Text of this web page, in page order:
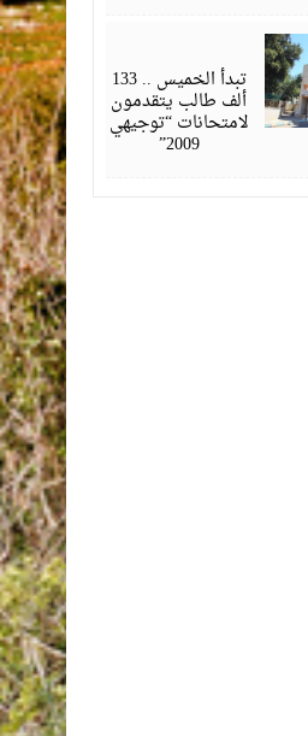
تبدأ الخميس .. 133
ألف طالب يتقدمون
لامتحانات “توجيهي
2009”
يوليو
2026